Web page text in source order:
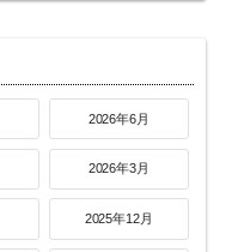
2026年6月
2026年3月
2025年12月